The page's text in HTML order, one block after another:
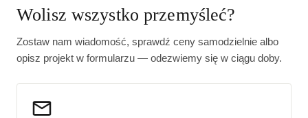
Wolisz wszystko przemyśleć?
Zostaw nam wiadomość, sprawdź ceny samodzielnie albo
opisz projekt w formularzu — odezwiemy się w ciągu doby.